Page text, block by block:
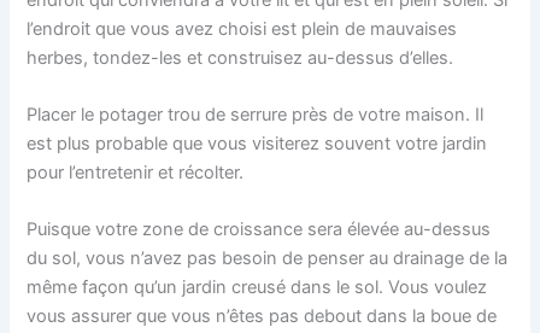
l’endroit que vous avez choisi est plein de mauvaises
herbes, tondez-les et construisez au-dessus d’elles.
Placer le potager trou de serrure près de votre maison. Il
est plus probable que vous visiterez souvent votre jardin
pour l’entretenir et récolter.
Puisque votre zone de croissance sera élevée au-dessus
du sol, vous n’avez pas besoin de penser au drainage de la
même façon qu’un jardin creusé dans le sol. Vous voulez
vous assurer que vous n’êtes pas debout dans la boue de